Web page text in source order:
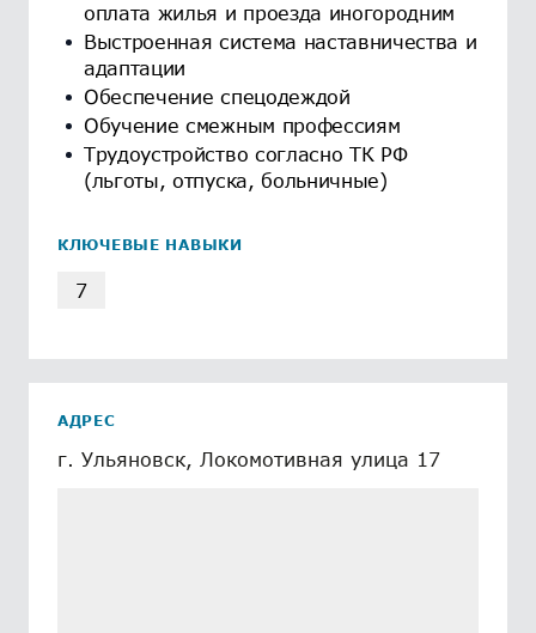
оплата жилья и проезда иногородним
Выстроенная система наставничества и
адаптации
Обеспечение спецодеждой
Обучение смежным профессиям
Трудоустройство согласно ТК РФ
(льготы, отпуска, больничные)
КЛЮЧЕВЫЕ НАВЫКИ
7
АДРЕС
г. Ульяновск, Локомотивная улица 17